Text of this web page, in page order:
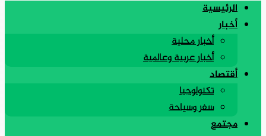
الرئيسية
أخبار
أخبار محلية
أخبار عربية وعالمية
أقتصاد
تكنولوجيا
سفر وسياحة
مجتمع